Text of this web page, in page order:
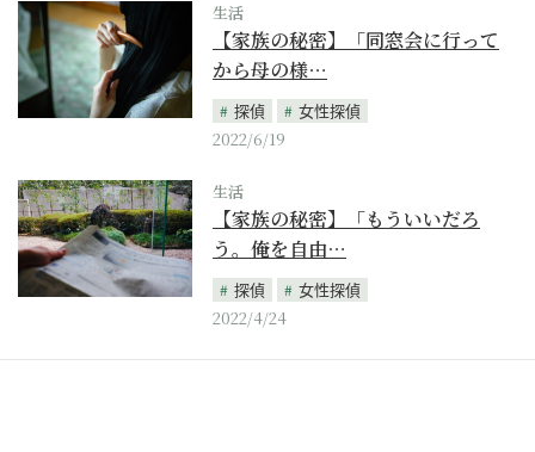
生活
【家族の秘密】「同窓会に行って
から母の様…
探偵
女性探偵
2022/6/19
生活
【家族の秘密】「もういいだろ
う。俺を自由…
探偵
女性探偵
2022/4/24